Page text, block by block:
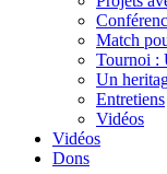
Match
Tournoi :
Un
Entretiens
Vidéos
Vidéos
Dons